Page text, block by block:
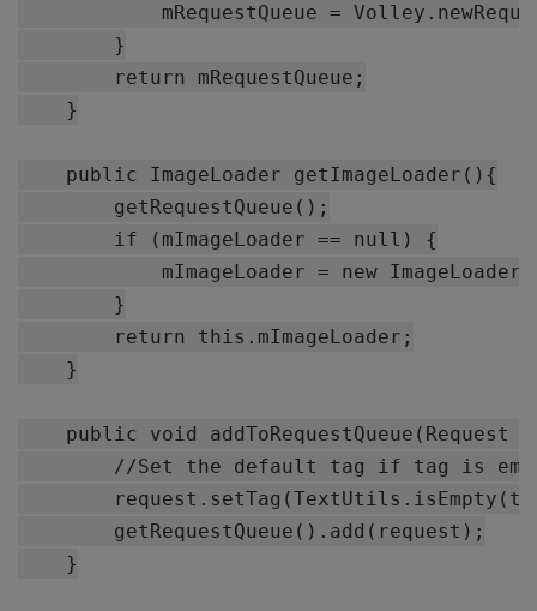
mRequestQueue =
        }
        return mRequestQueue;
    }
    public ImageLoader getImageLoader(){
        getRequestQueue();
        if (mImageLoader == null) {
mImageLoader = new
        }
        return this.mImageLoader;
    }
public void addToRequestQueue(Request
//Set the default tag if tag is
        getRequestQueue().add(request);
    }